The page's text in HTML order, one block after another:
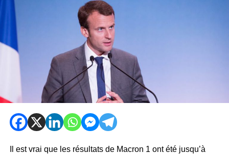
Il est vrai que les résultats de Macron 1 ont été jusqu’à